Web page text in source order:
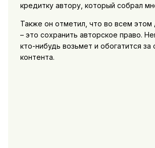
кредитку автору, который собрал
Также он отметил, что во всем этом
– это сохранить авторское право.
кто-нибудь возьмет и обогатится за
контента.